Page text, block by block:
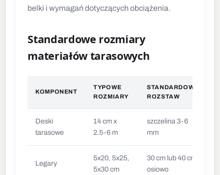
belki i wymagań dotyczących obciążenia.
Standardowe rozmiary
materiałów tarasowych
KOMPONENT
TYPOWE
ROZMIARY
STANDARDOWY
ROZSTAW
Deski
tarasowe
14 cm x
2.5-6 m
szczelina 3-6
mm
Legary
5x20, 5x25,
5x30 cm
30 cm lub 40 cm
osiowo